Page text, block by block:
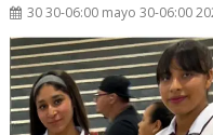
30 30-06:00 mayo 30-06:00